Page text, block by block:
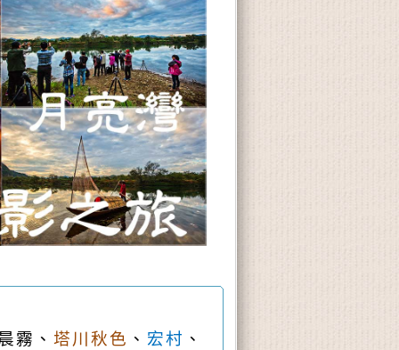
霧、 塔川秋色 、 宏村 、